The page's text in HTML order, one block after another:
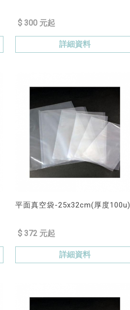
$ 300 元起
詳細資料
平面真空袋-25x32cm(厚度100u)
$ 372 元起
詳細資料